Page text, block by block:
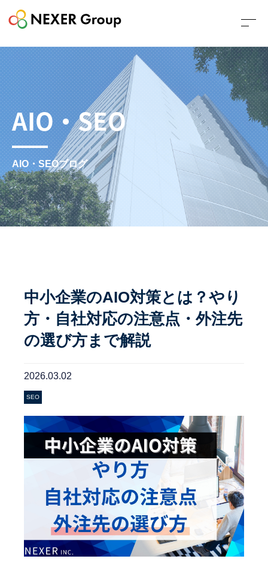
AIO・SEO
AIO・SEOブログ
中小企業のAIO対策とは？やり
方・自社対応の注意点・外注先
の選び方まで解説
2026.03.02
SEO